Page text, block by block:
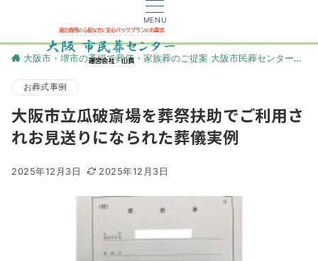
MENU
大阪市・堺市の斎場で葬儀・家族葬のご提案 大阪市民葬センター
お葬式事例
大阪市立瓜破斎場を葬祭扶助でご利用さ
れお見送りになられた葬儀実例
2025年12月3日 2025年12月3日